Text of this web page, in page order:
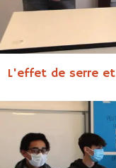
L'effet de serre